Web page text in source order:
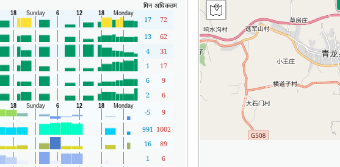
मिन अधिकतम
17
72
13
62
4
31
1
17
6
9
2
6
-5
9
991 1002
16
89
1
6